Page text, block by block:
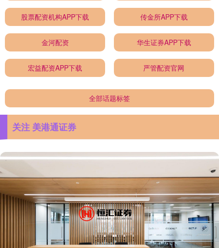
股票配资机构APP下载 传金所APP下载
金河配资 华生证券APP下载
宏益配资APP下载 严管配资官网
全部话题标签
关注 美港通证券